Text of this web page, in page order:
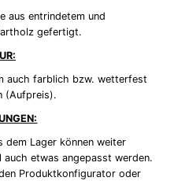
aus entrindetem und
gefertigt.
auch farblich bzw. wetterfest
(Aufpreis).
dem Lager können weiter
etwas angepasst werden.
Produktkonfigurator oder